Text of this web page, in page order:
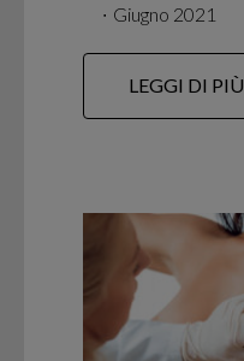
∙ Giugno 2021
LEGGI DI PIÙ